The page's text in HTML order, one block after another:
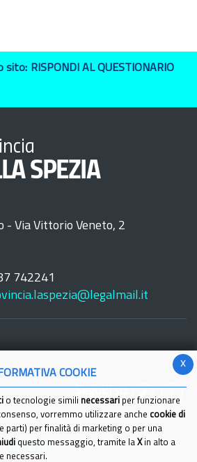
sito: RISPONDI AL QUESTIONARIO
SPEZIA
- Via Vittorio Veneto, 2
742241
Seguici su:
Link Utili
x
COOKIE
o tecnologie simili necessari per funzionare
vorremmo utilizzare anche cookie di
parti) per finalità di marketing o per una
questo messaggio, tramite la Xin alto a
necessari.